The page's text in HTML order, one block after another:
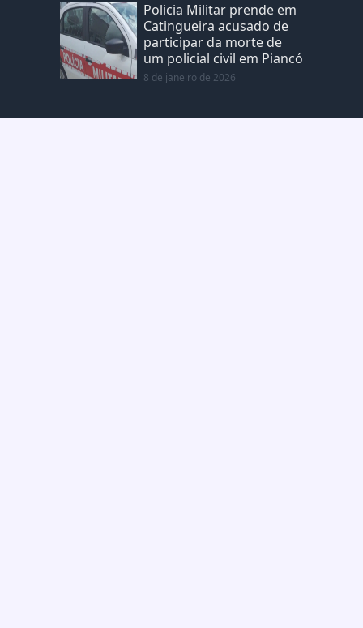
Policia Militar prende em
Catingueira acusado de
participar da morte de
um policial civil em Piancó
8 de janeiro de 2026